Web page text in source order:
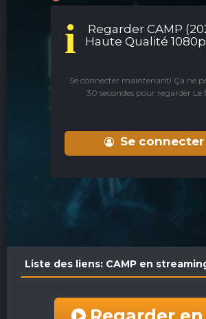
i
Regarder CAMP
Haute Qualité
Se connecter maintenant! Ça ne
30 secondes pour regarder Le
Se connecter
Liste des liens: CAMP en